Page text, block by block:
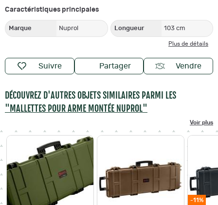
Caractéristiques principales
Marque Nuprol Longueur 103 cm
Plus de détails
Suivre Partager Vendre
DÉCOUVREZ D'AUTRES OBJETS SIMILAIRES PARMI LES
"MALLETTES POUR ARME MONTÉE NUPROL"
Voir plus
-11%